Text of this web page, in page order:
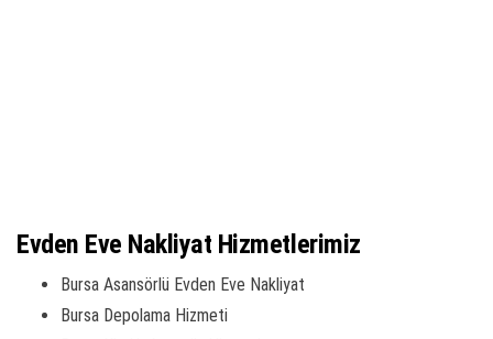
Evden Eve Nakliyat Hizmetlerimiz
Bursa Asansörlü Evden Eve Nakliyat
Bursa Depolama Hizmeti